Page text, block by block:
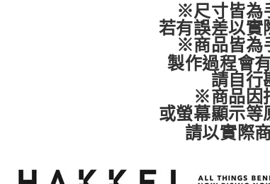
※尺寸皆為
若有誤差以
※商品皆為
製作過程會
請自
※商品因
或螢幕顯示等
請以實際